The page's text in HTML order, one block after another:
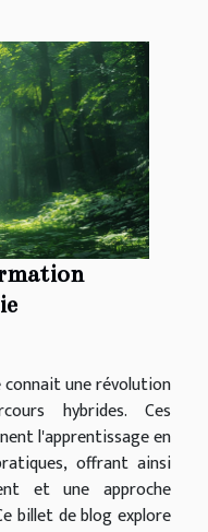
une révolution
hybrides. Ces
l'apprentissage en
offrant ainsi
et une approche
billet de blog explore